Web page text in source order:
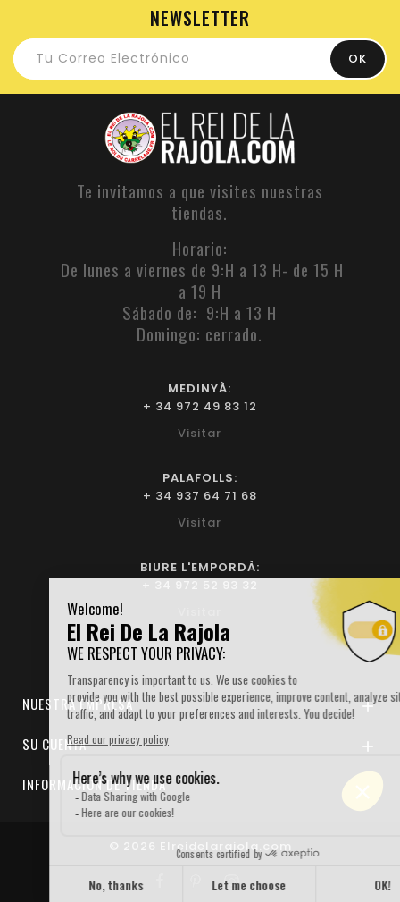
NEWSLETTER
Te invitamos a que visites nuestras
tiendas.
Horario:
De lunes a viernes de 9:H a 13 H- de 15 H
a 19 H
Sábado de: 9:H a 13 H
Domingo: cerrado.
MEDINYÀ:
+ 34 972 49 83 12
Visitar
PALAFOLLS:
+ 34 937 64 71 68
Visitar
BIURE L'EMPORDÀ:
NUESTRA EMPRESA 
SU CUENTA 
INFORMACIÓN DE TIENDA
© 2026 Elreidelarajola.com